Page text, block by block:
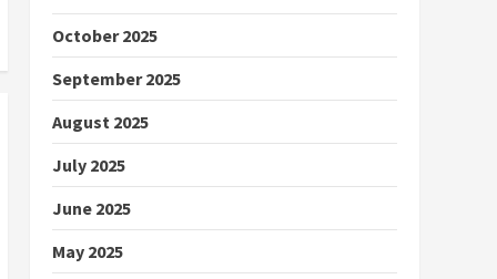
October 2025
September 2025
August 2025
July 2025
June 2025
May 2025